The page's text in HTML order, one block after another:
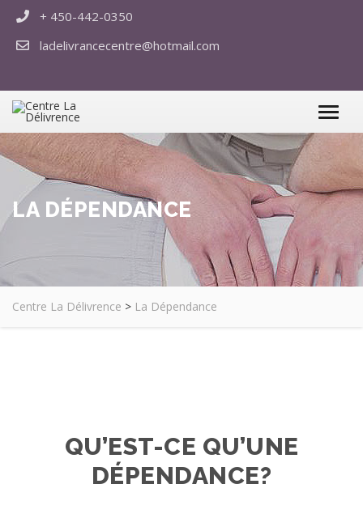
+ 450-442-0350
ladelivrancecentre@hotmail.com
LA DÉPENDANCE
Centre La Délivrence > La Dépendance
QU’EST-CE QU’UNE
DÉPENDANCE?